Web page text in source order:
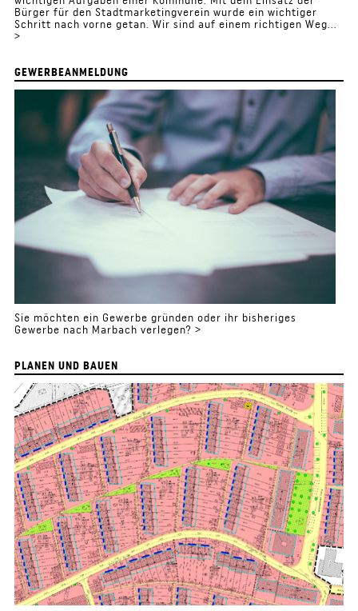
Bürger für den Stadtmarketingverein wurde ein wichtiger
Schritt nach vorne getan. Wir sind auf einem richtigen Weg...
>
GEWERBEANMELDUNG
Sie möchten ein Gewerbe gründen oder ihr bisheriges
Gewerbe nach Marbach verlegen? >
PLANEN UND BAUEN